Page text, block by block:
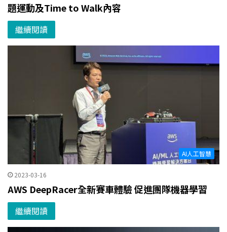
題運動及Time to Walk內容
繼續閱讀
AI人工智慧
2023-03-16
AWS DeepRacer全新賽車體驗 促進團隊機器學習
繼續閱讀